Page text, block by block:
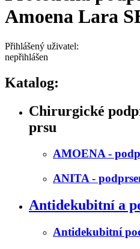
Amoena Lara
Přihlášený uživatel:
nepřihlášen
Katalog:
Chirurgické
prsu
AMOENA -
ANITA -
Antidekubitní a
Antidekubitní